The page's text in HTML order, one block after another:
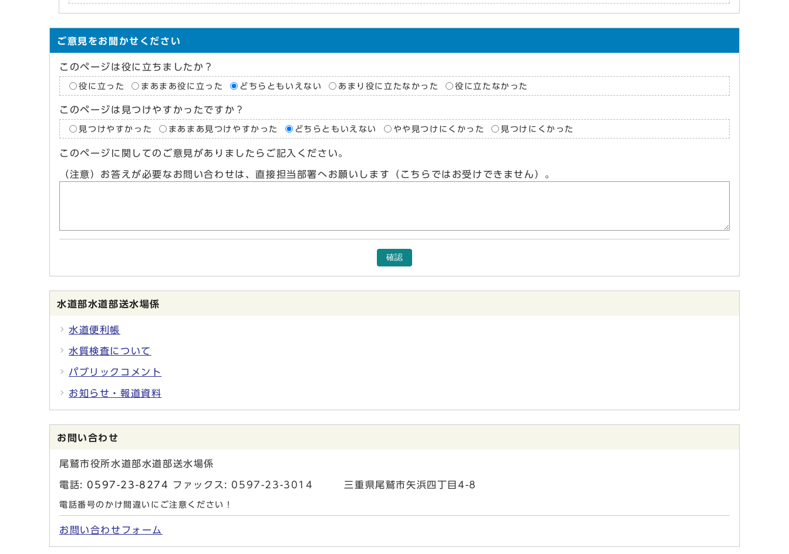
ご意見をお聞かせください
このページは役に立ちましたか？
役に立った まあまあ役に立った どちらともいえない あまり役に立たなかった 役に立たなかった
このページは見つけやすかったですか？
見つけやすかった まあまあ見つけやすかった どちらともいえない やや見つけにくかった 見つけにくかった
このページに関してのご意見がありましたらご記入ください。
（注意）お答えが必要なお問い合わせは、直接担当部署へお願いします（こちらではお受けできません）。
確認
水道部水道部送水場係
水道便利帳
水質検査について
パブリックコメント
お知らせ・報道資料
お問い合わせ
尾鷲市役所水道部水道部送水場係
電話: 0597-23-8274 ファックス: 0597-23-3014 三重県尾鷲市矢浜四丁目4-8
電話番号のかけ間違いにご注意ください！
お問い合わせフォーム